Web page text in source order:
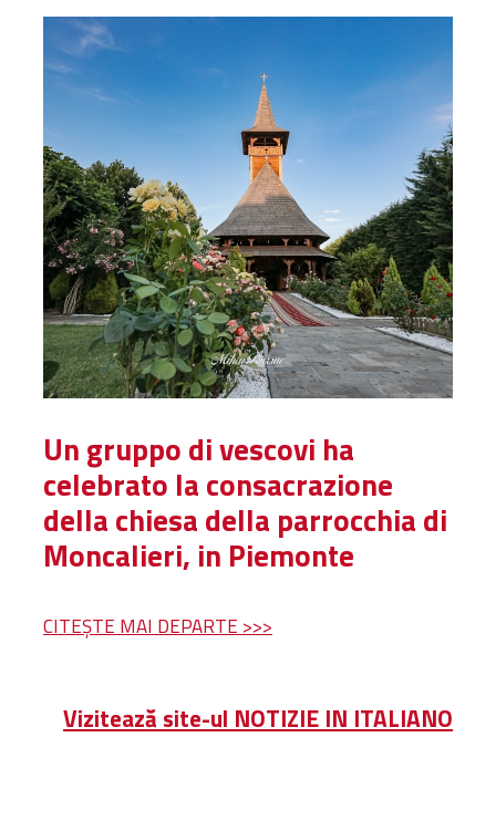
Un gruppo di vescovi ha
celebrato la consacrazione
della chiesa della parrocchia di
Moncalieri, in Piemonte
CITEȘTE MAI DEPARTE >>>
Vizitează site-ul NOTIZIE IN ITALIANO